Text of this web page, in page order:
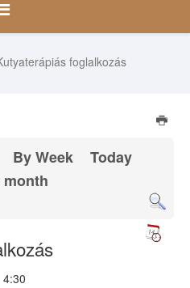
foglalkozás
By Week
Today